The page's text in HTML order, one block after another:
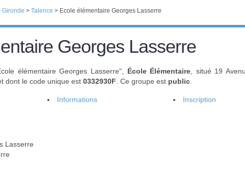
Gironde > Talence > Ecole élémentaire Georges Lasserre
Georges Lasserre
élémentaire Georges Lasserre", École Élémentaire , situé 19
dont le code unique est 0332930F . Ce groupe est public
Informations Inscription
Lasserre